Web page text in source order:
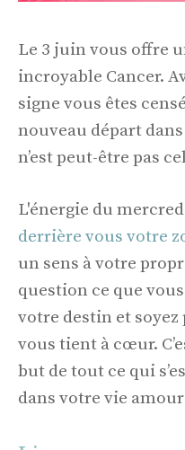
Le 3 juin vous offre
incroyable Cancer.
signe vous êtes
nouveau départ
n’est peut-être pas
L'énergie du
derrière vous votre
un sens à votre
question ce que
votre destin et
vous tient à cœur.
but de tout ce qui
dans votre vie